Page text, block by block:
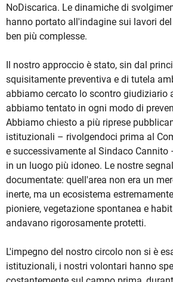
NoDiscarica. Le dinamiche di
hanno portato all'indagine sui lavori
ben più complesse.
Il nostro approccio è stato, sin dal
squisitamente preventiva e di tutela
abbiamo cercato lo scontro giudiziario
abbiamo tentato in ogni modo di
Abbiamo chiesto a più riprese
istituzionali – rivolgendoci prima al
e successivamente al Sindaco Cannito
in un luogo più idoneo. Le nostre
documentate: quell'area non era un
inerte, ma un ecosistema
pioniere, vegetazione spontanea e
andavano rigorosamente protetti.
L'impegno del nostro circolo non si è
istituzionali, i nostri volontari hanno